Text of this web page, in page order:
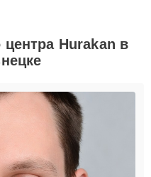
центра Hurakan в